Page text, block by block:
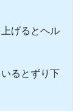
げるとヘル
るとずり下